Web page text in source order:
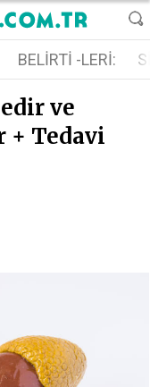
BELIRTI -LERI:
ve
+ Tedavi